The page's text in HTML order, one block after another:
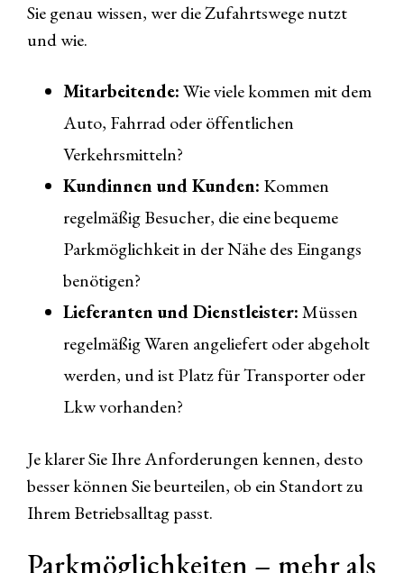
Sie genau wissen, wer die Zufahrtswege nutzt
und wie.
Mitarbeitende:Wie viele kommen mit dem
Auto, Fahrrad oder öffentlichen
Verkehrsmitteln?
Kundinnen und Kunden: Kommen
regelmäßig Besucher, die eine bequeme
Parkmöglichkeit in der Nähe des Eingangs
benötigen?
Lieferanten und Dienstleister:Müssen
regelmäßig Waren angeliefert oder abgeholt
werden, und ist Platz für Transporter oder
Lkw vorhanden?
Je klarer Sie Ihre Anforderungen kennen, desto
besser können Sie beurteilen, ob ein Standort zu
Ihrem Betriebsalltag passt.
Parkmöglichkeiten – mehr als